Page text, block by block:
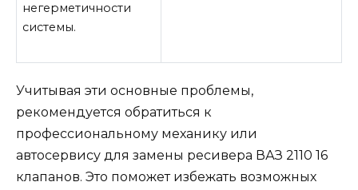
негерметичности
системы.
Учитывая эти основные проблемы,
рекомендуется обратиться к
профессиональному механику или
автосервису для замены ресивера ВАЗ 2110 16
клапанов. Это поможет избежать возможных